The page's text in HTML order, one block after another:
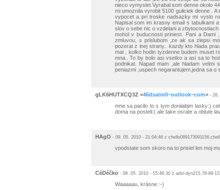
nieco vymyslet.Vyrabal som denne okolo
mi umoznila vyrobit 5100 guliciek denne .
vypocet a pri troske nadsazky mi vyslo
Napisal som im krasny email s tabulkami
slov o sebe nic o vzdelani a
mohol v buducnosti priniest. Pani a
zmluvou, s prislubom ,ze ak sa zlepsi
pozerat z inej strany.. kazdy kto hlada
mat , kolko hodin tyzdenne budem muset
mna.. To by bolo asi vsetko a asi sa to
podnikat. Napad mam ,ale hladam
peniazmi ,uspech negarantujem,jedna sa
gLK6HUTXCQ3Z<46dsatm0~outlook~com>- 26.
mne sa pacilo to s tym doniiabjm lasky:)
doma na posteli:( ale take osrate a oblute
HAgO - 09. 05. 2010 - 21:04:46 z
vpodstate som skoro na to prisiel len moj
CéDéčko - 08. 05. 2010 - 15:46:30 z adsl-dyn215.78-99-
Waaaaau, krásne :-)